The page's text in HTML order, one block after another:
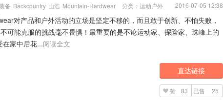
2016-07-05 12:38
备 Backcountry 山浩 Mountain-Hardwear 分类： 运动户外
对产品和户外活动的立场是坚定不移的，而且敢于创新、不怕失败，
可能克服的挑战毫不畏惧！最重要的是不论运动家、探险家、珠峰上的
在家中后花...阅读全文
直达链接
赞 83 已售 25